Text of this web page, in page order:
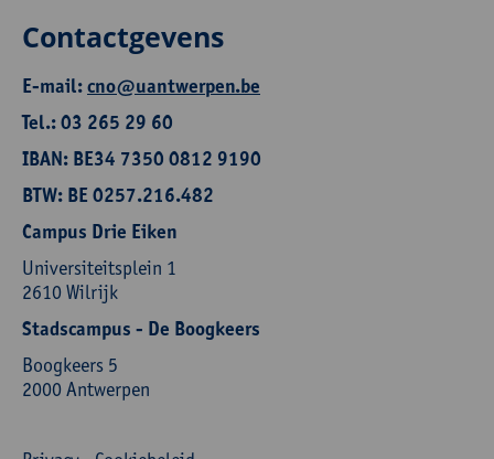
Contactgevens
E-mail:cno@uantwerpen.be
Tel.: 03 265 29 60
IBAN: BE34 7350 0812 9190
BTW: BE 0257.216.482
Campus Drie Eiken
Universiteitsplein 1
2610 Wilrijk
Stadscampus - De Boogkeers
Boogkeers 5
2000 Antwerpen